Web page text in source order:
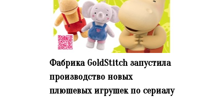
Фабрика GoldStitch запустила
производство новых
плюшевых игрушек по сериалу